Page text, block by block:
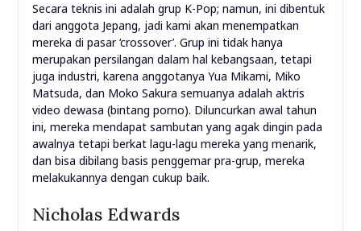
Secara teknis ini adalah grup K-Pop; namun, ini dibentuk
dari anggota Jepang, jadi kami akan menempatkan
mereka di pasar ‘crossover’. Grup ini tidak hanya
merupakan persilangan dalam hal kebangsaan, tetapi
juga industri, karena anggotanya Yua Mikami, Miko
Matsuda, dan Moko Sakura semuanya adalah aktris
video dewasa (bintang porno). Diluncurkan awal tahun
ini, mereka mendapat sambutan yang agak dingin pada
awalnya tetapi berkat lagu-lagu mereka yang menarik,
dan bisa dibilang basis penggemar pra-grup, mereka
melakukannya dengan cukup baik.
Nicholas Edwards